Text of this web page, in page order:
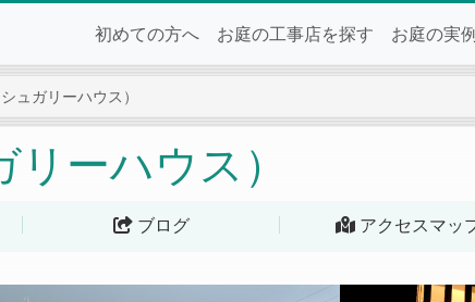
初めての方へ お庭の工事店を探す お庭の実
ュガリーハウス）
ーハウス）
ブログ アクセスマッ